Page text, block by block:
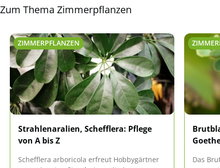
Zum Thema Zimmerpflanzen
ZIMMERPFLANZEN
Strahlenaralien, Schefflera: Pflege
von A bis Z
Schefflera arboricola erfreut Hobbygärtner
Das